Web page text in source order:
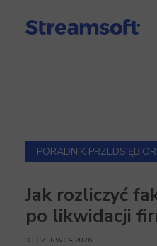
PORADNIK
Jak rozliczyć
po likwidacji
30 CZERWCA 2026